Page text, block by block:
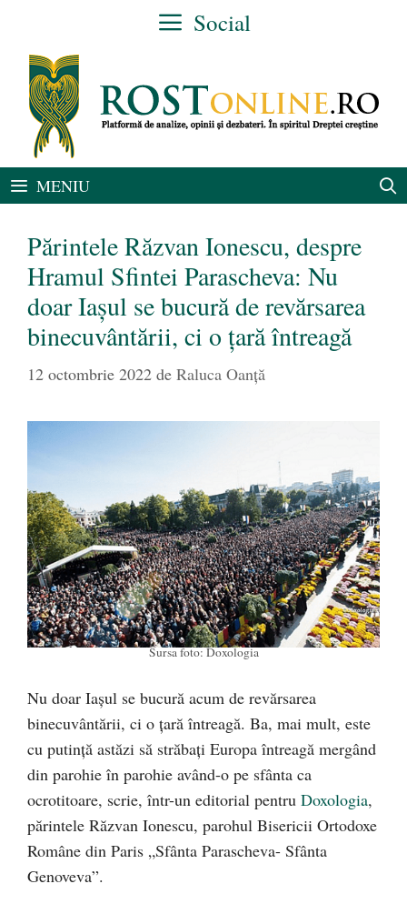
conținut
Social
MENIU
Părintele Răzvan Ionescu, despre
Hramul Sfintei Parascheva: Nu
doar Iaşul se bucură de revărsarea
binecuvântării, ci o țară întreagă
12 octombrie 2022 de Raluca Oanță
Sursa foto: Doxologia
Nu doar Iaşul se bucură acum de revărsarea
binecuvântării, ci o țară întreagă. Ba, mai mult, este
cu putință astăzi să străbați Europa întreagă mergând
din parohie în parohie având-o pe sfânta ca
ocrotitoare, scrie, într-un editorial pentru Doxologia,
părintele Răzvan Ionescu, parohul Bisericii Ortodoxe
Române din Paris „Sfânta Parascheva- Sfânta
Genoveva”.